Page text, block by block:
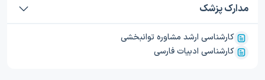
مدارک پزشک
کارشناسی ارشد مشاوره توانبخشی
کارشناسی ادبیات فارسی